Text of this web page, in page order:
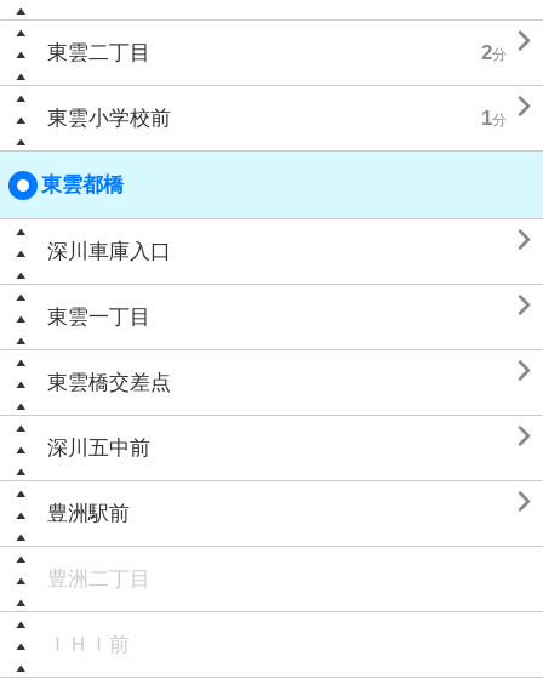
東雲二丁目 2分 
東雲小学校前 1分 
東雲都橋
深川車庫入口 
東雲一丁目 
東雲橋交差点 
深川五中前 
豊洲駅前 
豊洲二丁目
ＩＨＩ前